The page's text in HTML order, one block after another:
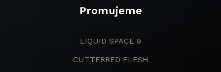
Promujeme
LIQUID SPACE 9
CUTTERRED FLESH